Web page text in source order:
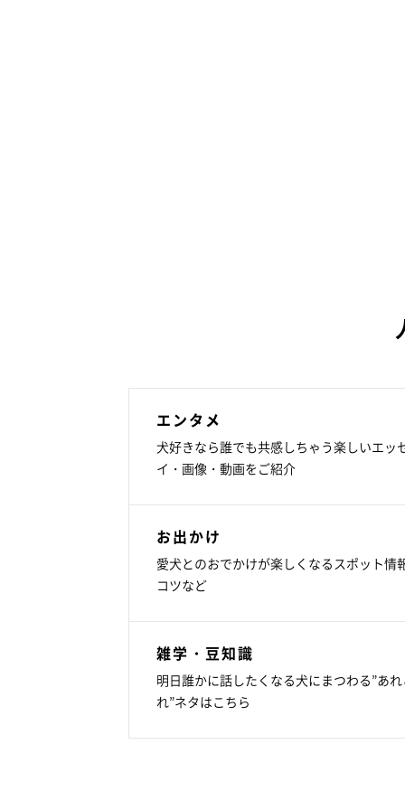
エンタメ
犬好きなら誰でも共感しちゃう楽しいエッ
イ・画像・動画をご紹介
お出かけ
愛犬とのおでかけが楽しくなるスポット情
コツなど
雑学・豆知識
明日誰かに話したくなる犬にまつわる”あ
れ”ネタはこちら